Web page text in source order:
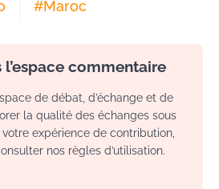
#Maroc
l’espace commentaire
de débat, d’échange et de
la qualité des échanges sous
expérience de contribution,
nos règles d’utilisation.